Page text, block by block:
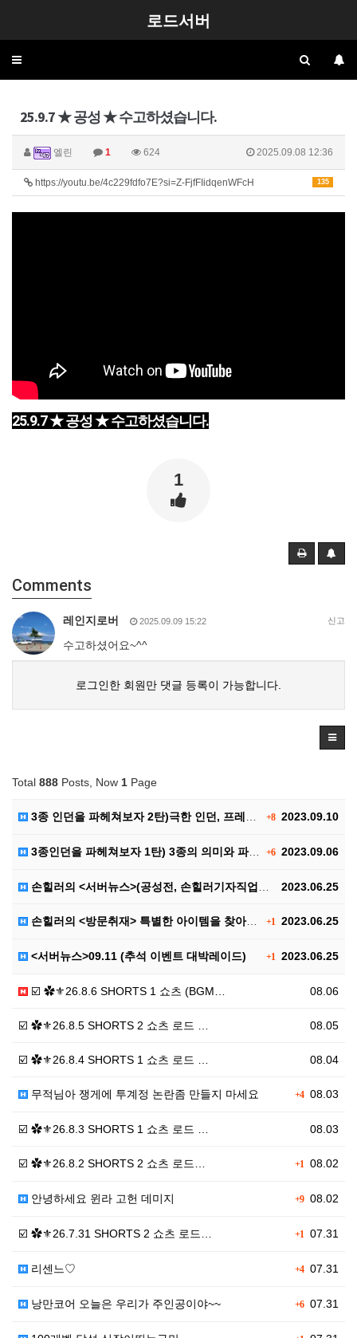
로드서버
Toggle
25.9.7 ★ 공성 ★ 수고하셨습니다.
엘린 1 624 2025.09.08 12:36
135
https://youtu.be/4c229fdfo7E?si=Z-FjfFIidqenWFcH
25.9.7 ★ 공성 ★ 수고하셨습니다.
1
Comments
레인지로버 2025.09.09 15:22 신고
수고하셨어요~^^
로그인한 회원만 댓글 등록이 가능합니다.
Total 888 Posts, Now 1 Page
+82023.09.10
3종 인던을 파헤쳐보자 2탄)극한 인던, 프레야 인던,…
+62023.09.06
3종인던을 파헤쳐보자 1탄) 3종의 의미와 파티구성, …
2023.06.25
손힐러의 <서버뉴스>(공성전, 손힐러기자직업공개(?))
+1 2023.06.25
손힐러의 <방문취재> 특별한 아이템을 찾아서..
+1 2023.06.25
<서버뉴스>09.11 (추석 이벤트 대박레이드)
08.06
☑️ ✿⚜26.8.6 SHORTS 1 쇼츠 (BGM…
08.05
☑️ ✿⚜26.8.5 SHORTS 2 쇼츠 로드 …
08.04
☑️ ✿⚜26.8.4 SHORTS 1 쇼츠 로드 …
+408.03
무적님아 쟁게에 투계정 논란좀 만들지 마세요
08.03
☑️ ✿⚜26.8.3 SHORTS 1 쇼츠 로드 …
+1 08.02
☑️ ✿⚜26.8.2 SHORTS 2 쇼츠 로드…
+908.02
안녕하세요 윈라 고헌 데미지
+1 07.31
☑️ ✿⚜26.7.31 SHORTS 2 쇼츠 로드…
+407.31
리센느♡
+607.31
낭만코어 오늘은 우리가 주인공이야~~